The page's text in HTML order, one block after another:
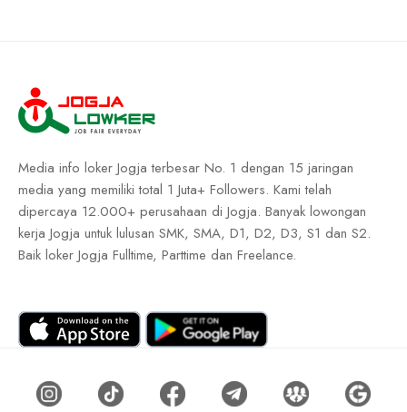
Media info loker Jogja terbesar No. 1 dengan 15 jaringan
media yang memiliki total 1 Juta+ Followers. Kami telah
dipercaya 12.000+ perusahaan di Jogja. Banyak lowongan
kerja Jogja untuk lulusan SMK, SMA, D1, D2, D3, S1 dan S2.
Baik loker Jogja Fulltime, Parttime dan Freelance.